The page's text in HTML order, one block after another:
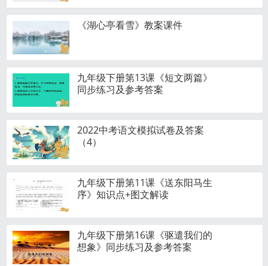
《湖心亭看雪》教案课件
九年级下册第13课《短文两篇》
同步练习及参考答案
2022中考语文模拟试卷及答案
（4）
九年级下册第11课《送东阳马生
序》知识点+图文解读
九年级下册第16课《驱遣我们的
想象》同步练习及参考答案